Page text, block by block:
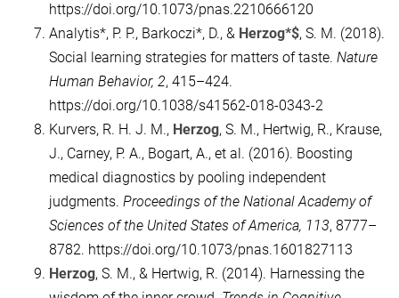
https://doi.org/10.1073/pnas.2210666120
Analytis*, P. P., Barkoczi*, D., & Herzog*$, S. M. (2018).
Social learning strategies for matters of taste. Nature
Human Behavior, 2, 415–424.
https://doi.org/10.1038/s41562-018-0343-2
Kurvers, R. H. J. M., Herzog, S. M., Hertwig, R., Krause,
J., Carney, P. A., Bogart, A., et al. (2016). Boosting
medical diagnostics by pooling independent
judgments. Proceedings of the National Academy of
Sciences of the United States of America, 113, 8777–
8782. https://doi.org/10.1073/pnas.1601827113
Herzog, S. M., & Hertwig, R. (2014). Harnessing the